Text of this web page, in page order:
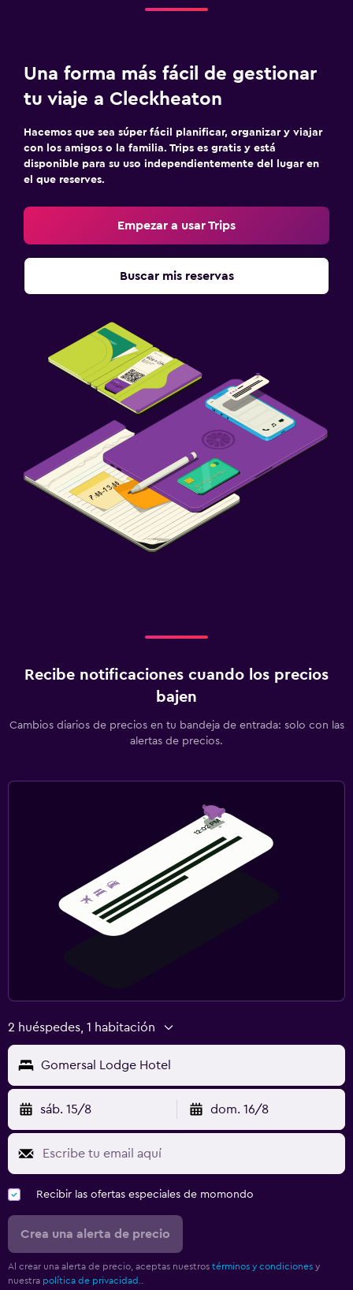
Una forma más fácil de gestionar
tu viaje a Cleckheaton
Hacemos que sea súper fácil planificar, organizar y viajar
con los amigos o la familia. Trips es gratis y está
disponible para su uso independientemente del lugar en
el que reserves.
Empezar a usar Trips
Buscar mis reservas
Recibe notificaciones cuando los precios
bajen
Cambios diarios de precios en tu bandeja de entrada: solo con las
alertas de precios.
2 huéspedes, 1 habitación
Gomersal Lodge Hotel
sáb. 15/8 dom. 16/8
Recibir las ofertas especiales de momondo
Crea una alerta de precio
Al crear una alerta de precio, aceptas nuestros términos y condiciones y
nuestra política de privacidad.